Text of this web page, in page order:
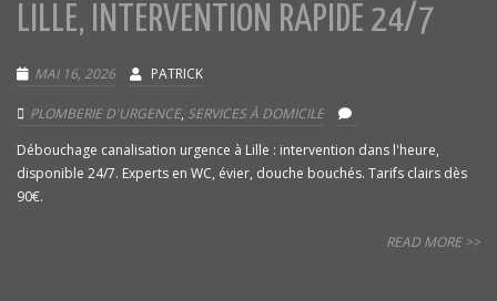
LILLE, INTERVENTION RAPIDE 24/7
MAI 16, 2026 PATRICK
PLOMBERIE D'URGENCE, SERVICES À DOMICILE
Débouchage canalisation urgence à Lille : intervention dans l'heure,
disponible 24/7. Experts en WC, évier, douche bouchés. Tarifs clairs dès
90€.
READ MORE >>